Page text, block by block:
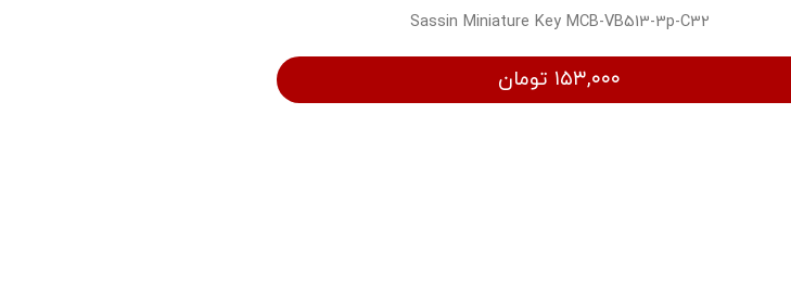
Sassin Miniature Key MCB-VB513-3p-C32
۱۵۳,۰۰۰ تومان